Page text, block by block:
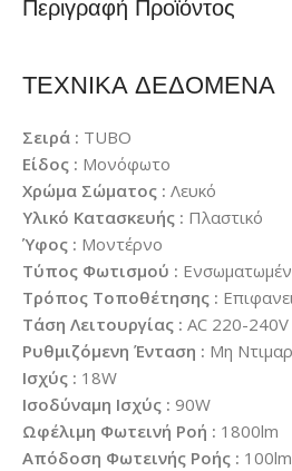
Περιγραφή Προϊόντος
ΤΕΧΝΙΚΑ ΔΕΔΟΜΕΝΑ
Σειρά : TUBO
Είδος : Μονόφωτο
Χρώμα Σώματος : Λευκό
Υλικό Κατασκευής : Πλαστικό
Ύφος : Μοντέρνο
Τύπος Φωτισμού :
Τρόπος Τοποθέτησης :
Τάση Λειτουργίας : AC 220-240V
Ρυθμιζόμενη Ένταση : Μη
Ισχύς : 18W
Ισοδύναμη Ισχύς : 90W
Ωφέλιμη Φωτεινή Ροή : 1800lm
Απόδοση Φωτεινής Ροής :